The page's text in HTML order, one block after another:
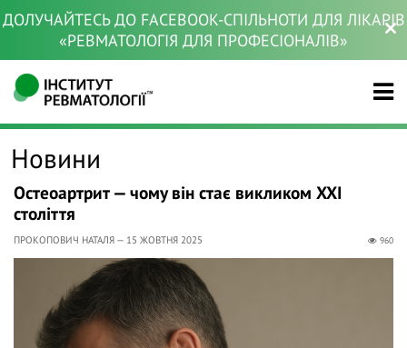
ДОЛУЧАЙТЕСЬ ДО FACEBOOK-СПІЛЬНОТИ ДЛЯ ЛІКАРІВ
«РЕВМАТОЛОГІЯ ДЛЯ ПРОФЕСІОНАЛІВ»
Новини
Остеоартрит — чому він стає викликом XXI
століття
ПРОКОПОВИЧ НАТАЛЯ — 15 ЖОВТНЯ 2025 960